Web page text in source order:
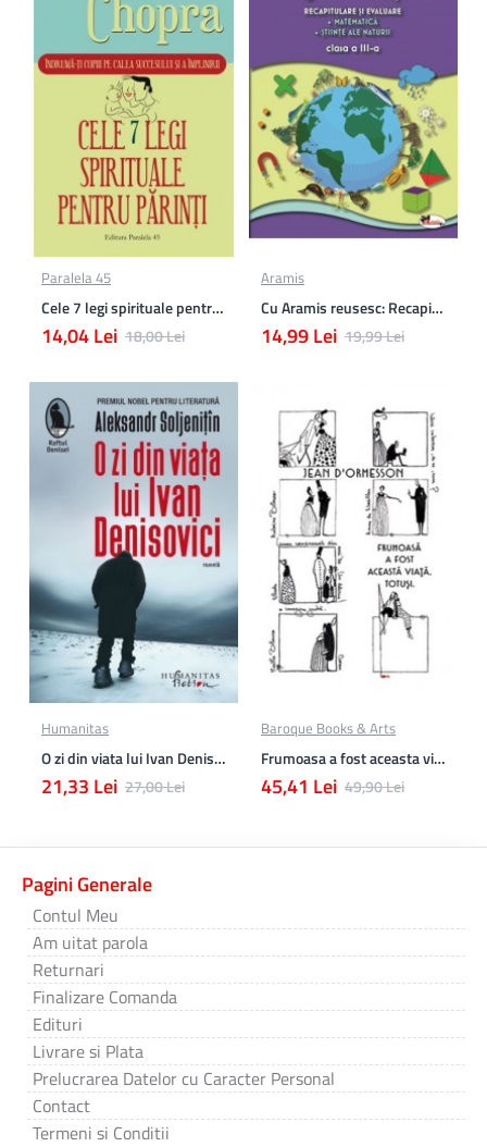
Paralela 45
Cele 7 legi spirituale pentru parinti
14,04 Lei 18,00 Lei
Aramis
Cu Aramis reusesc: Recapitulare si evaluare - Clasa a 3-a (Matematica si Stiinte ale naturii)
14,99 Lei 19,99 Lei
Humanitas
O zi din viata lui Ivan Denisovici
21,33 Lei 27,00 Lei
Baroque Books & Arts
Frumoasa a fost aceasta viata. totusi.
45,41 Lei 49,90 Lei
Pagini Generale
Contul Meu
Am uitat parola
Returnari
Finalizare Comanda
Edituri
Livrare si Plata
Prelucrarea Datelor cu Caracter Personal
Contact
Termeni si Conditii